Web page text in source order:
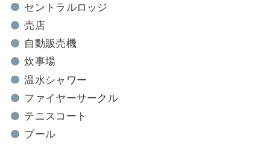
セントラルロッジ
売店
自動販売機
炊事場
温水シャワー
ファイヤーサークル
テニスコート
プール